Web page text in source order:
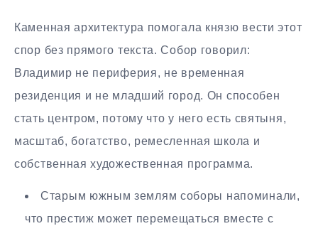
Каменная архитектура помогала князю вести этот
спор без прямого текста. Собор говорил:
Владимир не периферия, не временная
резиденция и не младший город. Он способен
стать центром, потому что у него есть святыня,
масштаб, богатство, ремесленная школа и
собственная художественная программа.
Старым южным землям соборы напоминали,
что престиж может перемещаться вместе с